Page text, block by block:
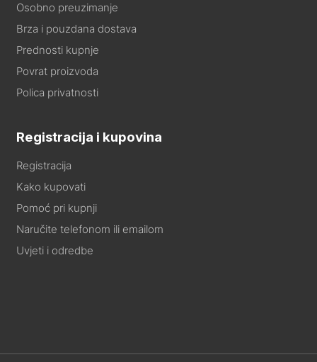
Osobno preuzimanje
Brza i pouzdana dostava
Prednosti kupnje
Povrat proizvoda
Polica privatnosti
Registracija i kupovina
Registracija
Kako kupovati
Pomoć pri kupnji
Naručite telefonom ili emailom
Uvjeti i odredbe